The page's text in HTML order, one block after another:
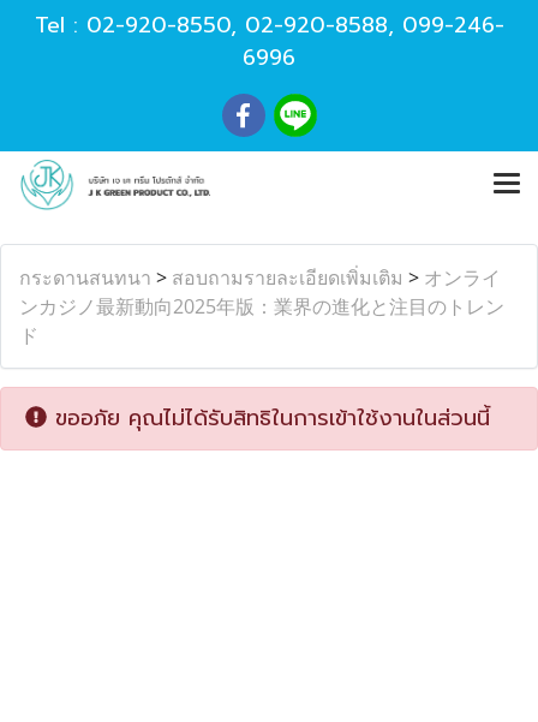
Tel : 02-920-8550, 02-920-8588, 099-246-
6996
กระดานสนทนา > สอบถามรายละเอียดเพิ่มเติม > オンライ
ンカジノ最新動向2025年版：業界の進化と注目のトレン
ド
ขออภัย คุณไม่ได้รับสิทธิในการเข้าใช้งานในส่วนนี้